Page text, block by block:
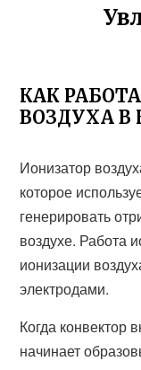
КАК
ВОЗДУХА В
Ионизатор
которое
генерировать
воздухе. Работа
ионизации
электродами.
Когда конвектор
начинает